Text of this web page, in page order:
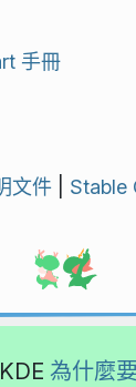
手冊
文件| Stable
為什麼